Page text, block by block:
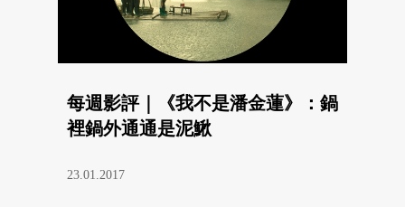
每週影評｜《我不是潘金蓮》：鍋
裡鍋外通通是泥鰍
23.01.2017